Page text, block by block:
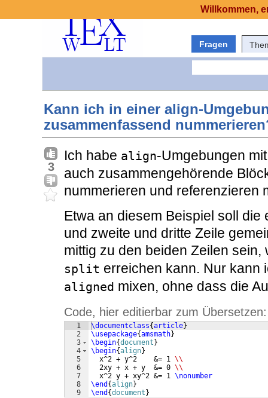
Fragen
Kann ich in einer align-
zusammenfassend
3
Ich habe align-Umgebungen
auch zusammengehörende
nummerieren und referenzieren
Etwa an diesem Beispiel soll
und zweite und dritte Zeile
mittig zu den beiden Zeilen
split erreichen kann. Nur kann
aligned mixen, ohne dass die
Code, hier editierbar zum Übersetzen:
1
2
3
4
5
6
7
8
9
\documentclass{article}
\usepackage{amsmath}
\begin{document }
\begin{align}
  x^2 + y^2    &= 1
\\
  2xy + x + y  &= 0
\\
  x^2 y + xy^2 &= 1
\nonumber
\end {align}
\end {document }
Willkommen,